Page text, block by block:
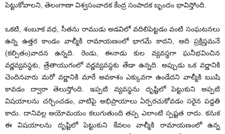
పెట్టుకోవాలని, తెలంగాణా విశ్వసంవాదక కేంద్ర సంపాదక బృందం భావిస్తోంది.
ఒకటి, శంబూక వధ, సీతను రాముడు అడవిలో వదిలిపెట్టడం వంటి సంఘటనలు
ఉన్న ఉత్తర కాండం వాల్మీకి రామాయణంలో భాగమే కాదని, అది ప్రక్షిప్తమనే
(కల్పితం)వాదన ఉన్నది. రెండు, ఈనాడు కుల వ్యవస్థగా ఘనీభవించిన
వర్ణవ్యవస్థకు, త్రేతాయుగంలో వర్ణవ్యవస్థకు తేడా ఉన్నది. అప్పుడు ఒక వర్ణానికి
చెందినవారు మరో వర్ణానికి మారే అవకాశం ఎక్కువగా ఉండేదని వాల్మీకి ఋషి
కావడం ద్వారా తెలుస్తోంది. ఇప్పటి వ్యవస్థను దృష్టిలో పెట్టుకుని అప్పటి
విషయాలను చర్చించడం, వాటిపై అభిప్రాయాలు ఏర్పరచుకోవడం సరైన పద్దతి
కాదు. దానివల్ల అయోమయం కలుగుతుంది తప్ప ఎలాంటి స్పష్టత రాదు. కనుక
ఈ విషయాలను దృష్టిలో పెట్టుకుని కేవలం వాల్మీకి రామాయణంలో ఉన్న